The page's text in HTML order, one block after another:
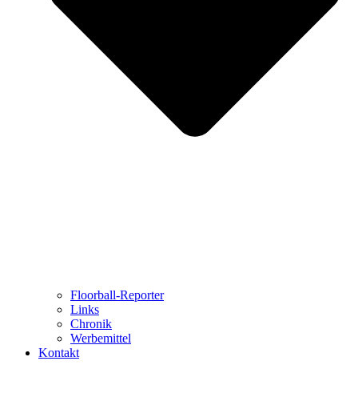
Floorball-Reporter
Links
Chronik
Werbemittel
Kontakt